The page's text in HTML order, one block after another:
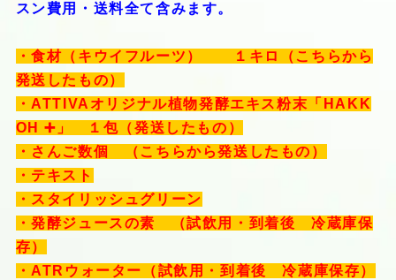
スン費用・送料全て含みます。
・食材（キウイフルーツ） １キロ（こちらから
発送したもの）
・ATTIVAオリジナル植物発酵エキス粉末「HAKK
OH ➕」 １包（発送したもの）
・さんご数個 （こちらから発送したもの）
・テキスト
・スタイリッシュグリーン
・発酵ジュースの素 （試飲用・到着後 冷蔵庫保
存）
・ATRウォーター（試飲用・到着後 冷蔵庫保存）